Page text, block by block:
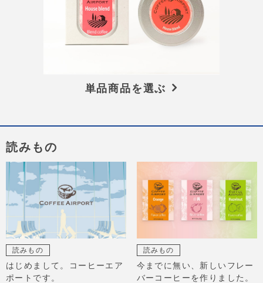
単品商品を選ぶ
読みもの
読みもの
はじめまして。コーヒーエア
ポートです。
読みもの
今までに無い、新しいフレー
バーコーヒーを作りました。